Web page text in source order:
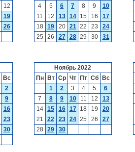
12
19
26
4
5 6 7 8 9
10
11
12 13 14 15 16
17
18
19 20 21 22 23
24
25
26 27 28 29 30 31
Вс
2
9
16
23
30
Ноябрь 2022
Пн
Вт Ср Чт Пт Сб
Вс
1
2 3 4 5
6
7
8 9 10 11 12
13
14
15 16 17 18 19
20
21
22 23 24 25 26
27
28
29 30